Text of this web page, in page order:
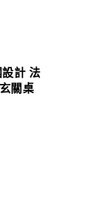
設計 法
關桌